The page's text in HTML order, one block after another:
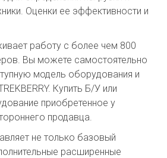
Оценки ее эффективности и
работу с более чем 800
Вы можете самостоятельно
модель оборудования и
Купить Б/У или
приобретенное у
продавца.
не только базовый
расширенные